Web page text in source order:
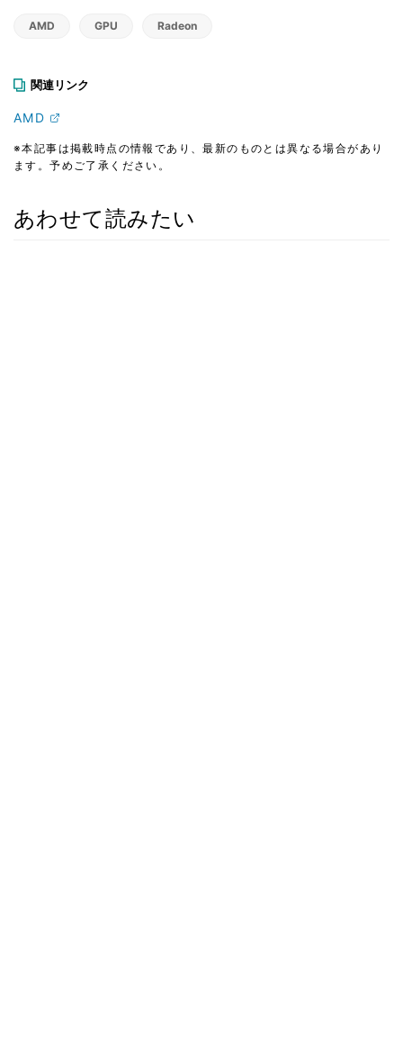
AMD GPU Radeon
関連リンク
AMD
※本記事は掲載時点の情報であり、最新のものとは異なる場合があり
ます。予めご了承ください。
あわせて読みたい